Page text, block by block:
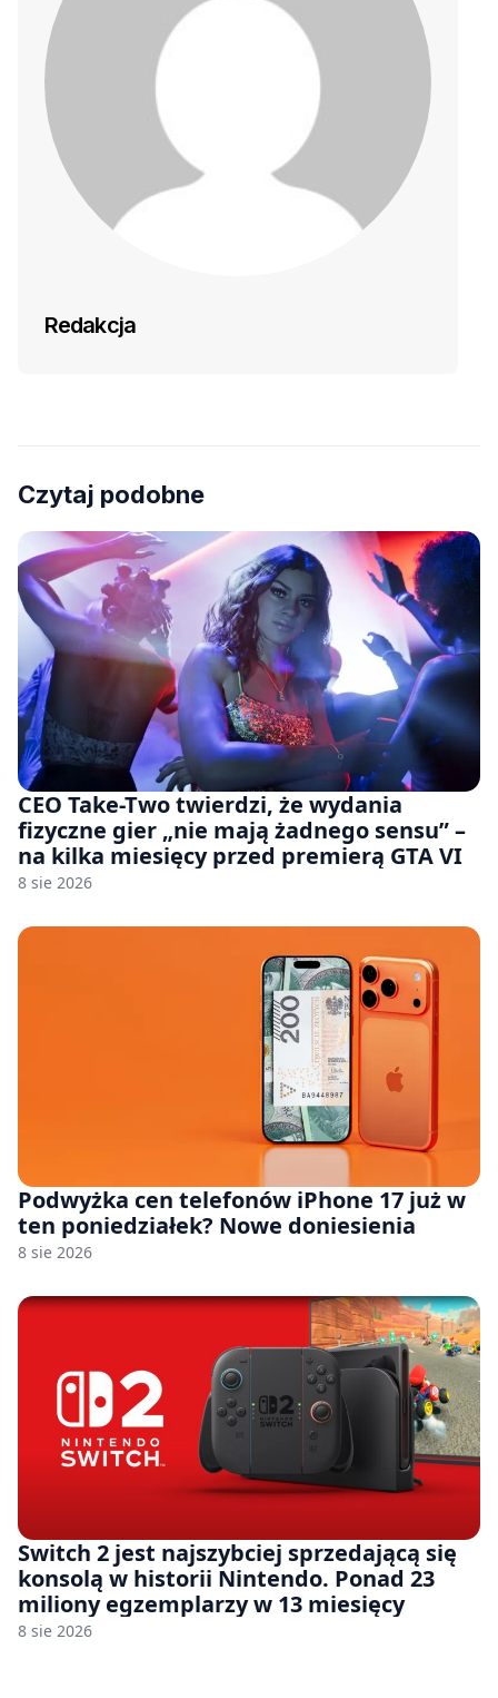
Redakcja
Czytaj podobne
CEO Take-Two twierdzi, że wydania
fizyczne gier „nie mają żadnego sensu” –
na kilka miesięcy przed premierą GTA VI
8 sie 2026
Podwyżka cen telefonów iPhone 17 już w
ten poniedziałek? Nowe doniesienia
8 sie 2026
Switch 2 jest najszybciej sprzedającą się
konsolą w historii Nintendo. Ponad 23
miliony egzemplarzy w 13 miesięcy
8 sie 2026